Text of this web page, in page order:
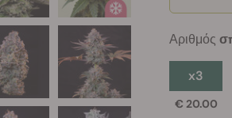
Αριθμός
x3
€ 20.00